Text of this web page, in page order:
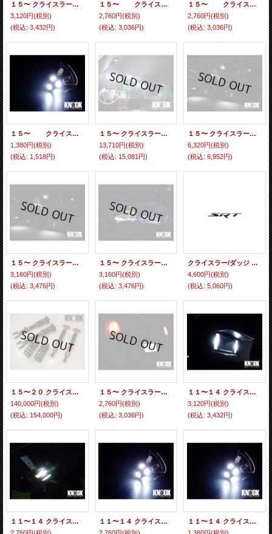
１５〜 クライスラー３００用 バニティミラーＬＥＤバルブセット ホワイト
3,120円(税別)
(税込: 3,432円)
１５〜 クライスラー３００用 １列目ＭＡＰランプＬＥＤバルブセット
2,760円(税別)
(税込: 3,036円)
１５〜 クライスラー３００用 ２列目ＭＡＰランプＬＥＤバルブセット
2,760円(税別)
(税込: 3,036円)
１５〜 クライスラー３００用 グローブボックスＬＥＤバルブ
1,380円(税別)
(税込: 1,518円)
１５〜 クライスラー３００用 ルームランプLEDセット
13,710円(税別)
(税込: 15,081円)
１５〜 クライスラー３００（並行車）用 ドアカーテシーＬＥＤバルブ ホワイト
6,320円(税別)
(税込: 6,952円)
１５〜 クライスラー３００（ディーラー車）用 ドアカーテシーＬＥＤバルブ ホワイト
3,160円(税別)
(税込: 3,476円)
１５〜 クライスラー３００用 トランクルームＬＥＤバルブ ホワイト
3,160円(税別)
(税込: 3,476円)
クライスラー/ダッジ 純正 ＳＲＴロゴエンブレム
4,600円(税別)
(税込: 5,060円)
１５〜２０ クライスラー３００ 車高調整式サスペンション
140,000円(税別)
(税込: 154,000円)
１５〜 クライスラー３００用 ナンバー灯LEDバルブセット ホワイト
2,760円(税別)
(税込: 3,036円)
１１〜１４ クライスラー３００用 バニティミラーＬＥＤバルブセット ホワイト
3,120円(税別)
(税込: 3,432円)
１１〜１４ クライスラー３００用 １列目ＭＡＰランプＬＥＤバルブセット
１１〜１４ クライスラー３００用 ２列目ＭＡＰランプＬＥＤバルブセット
１１〜１４ クライスラー３００用 グローブボックスＬＥＤバルブ